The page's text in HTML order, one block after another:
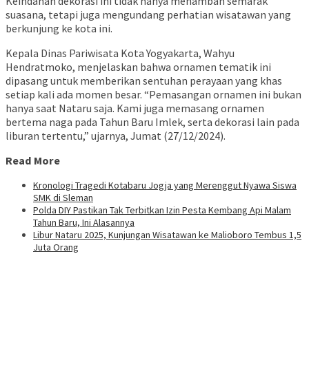
suasana, tetapi juga mengundang perhatian wisatawan yang
berkunjung ke kota ini.
Kepala Dinas Pariwisata Kota Yogyakarta, Wahyu
Hendratmoko, menjelaskan bahwa ornamen tematik ini
dipasang untuk memberikan sentuhan perayaan yang khas
setiap kali ada momen besar. “Pemasangan ornamen ini bukan
hanya saat Nataru saja. Kami juga memasang ornamen
bertema naga pada Tahun Baru Imlek, serta dekorasi lain pada
liburan tertentu,” ujarnya, Jumat (27/12/2024).
Read More
Kronologi Tragedi Kotabaru Jogja yang Merenggut Nyawa Siswa
SMK di Sleman
Polda DIY Pastikan Tak Terbitkan Izin Pesta Kembang Api Malam
Tahun Baru, Ini Alasannya
Libur Nataru 2025, Kunjungan Wisatawan ke Malioboro Tembus 1,5
Juta Orang